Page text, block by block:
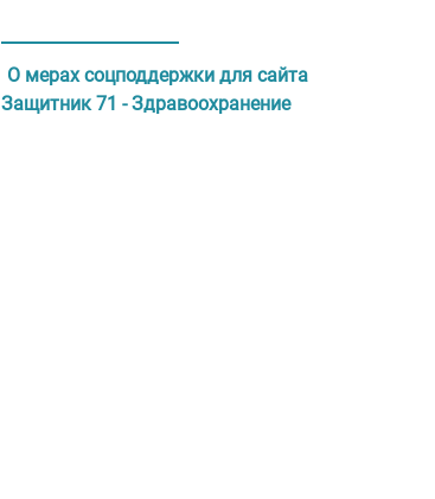
О мерах соцподдержки для сайта
Защитник 71 - Здравоохранение